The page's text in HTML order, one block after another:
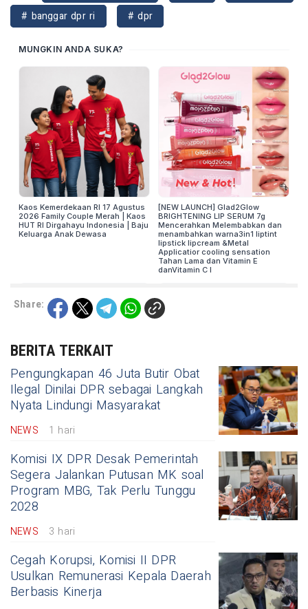
# banggar dpr ri
# dpr
Share:
BERITA TERKAIT
Pengungkapan 46 Juta Butir Obat
Ilegal Dinilai DPR sebagai Langkah
Nyata Lindungi Masyarakat
NEWS 1 hari
Komisi IX DPR Desak Pemerintah
Segera Jalankan Putusan MK soal
Program MBG, Tak Perlu Tunggu
2028
NEWS 3 hari
Cegah Korupsi, Komisi II DPR
Usulkan Remunerasi Kepala Daerah
Berbasis Kinerja